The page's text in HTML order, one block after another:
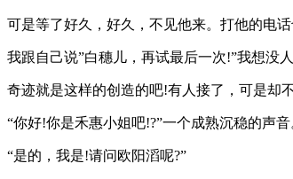
可是等了好久，好久，不见他来。打他的电
我跟自己说”白穗儿，再试最后一次!”我想没
奇迹就是这样的创造的吧!有人接了，可是却
“你好!你是禾惠小姐吧!?”一个成熟沉稳的声音
“是的，我是!请问欧阳滔呢?”